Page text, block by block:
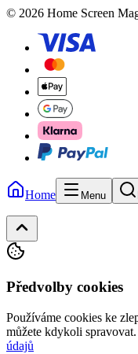
© 2026 Home Screen
Home Menu
Předvolby cookies
Používáme cookies ke
můžete kdykoli spravovat.
údajů